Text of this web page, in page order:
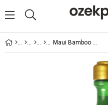
Maui Bamboo Fibers Saç Kremi 385 ml